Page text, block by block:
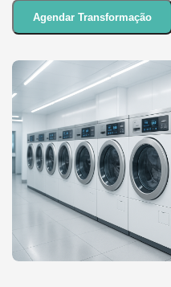
Agendar Transformação